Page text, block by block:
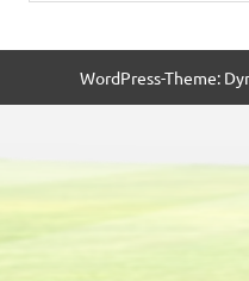
WordPress-Theme: